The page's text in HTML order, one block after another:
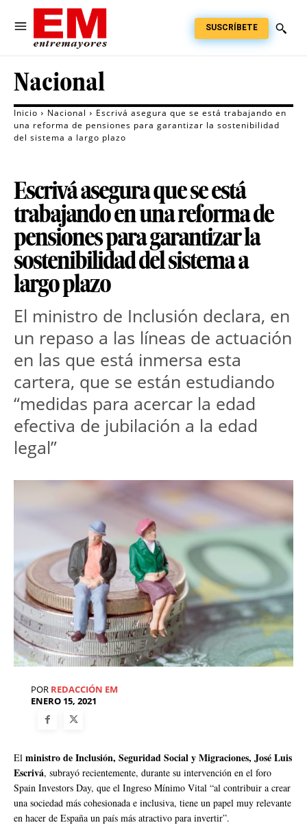
SUSCRÍBETE
Nacional
Inicio Nacional
Escrivá asegura que se está trabajando en
una reforma de pensiones para garantizar la sostenibilidad
del sistema a largo plazo
Escrivá asegura que se está
trabajando en una reforma de
pensiones para garantizar la
sostenibilidad del sistema a
largo plazo
El ministro de Inclusión declara, en
un repaso a las líneas de actuación
en las que está inmersa esta
cartera, que se están estudiando
“medidas para acercar la edad
efectiva de jubilación a la edad
legal”
POR REDACCIÓN EM
ENERO 15, 2021
El ministro de Inclusión, Seguridad Social y Migraciones, José Luis
Escrivá, subrayó recientemente, durante su intervención en el foro
Spain Investors Day, que el Ingreso Mínimo Vital “al contribuir a crear
una sociedad más cohesionada e inclusiva, tiene un papel muy relevante
en hacer de España un país más atractivo para invertir”.